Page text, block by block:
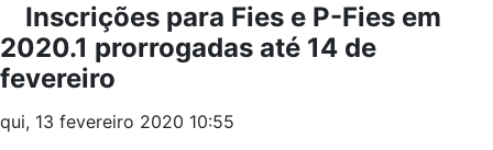
Inscrições para Fies e P-Fies em
2020.1 prorrogadas até 14 de
fevereiro
qui, 13 fevereiro 2020 10:55